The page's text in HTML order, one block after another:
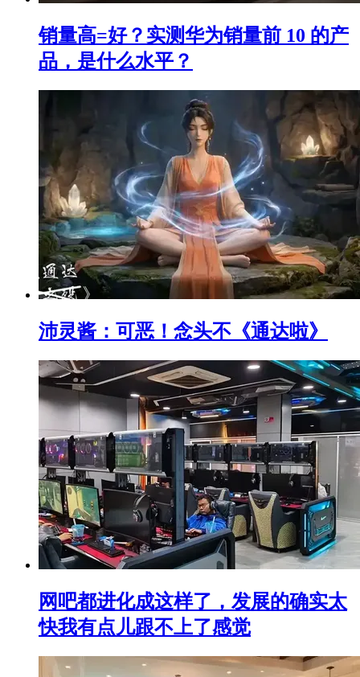
销量高=好？实测华为销量前 10 的产
品，是什么水平？
沛灵酱：可恶！念头不《通达啦》
网吧都进化成这样了，发展的确实太
快我有点儿跟不上了感觉